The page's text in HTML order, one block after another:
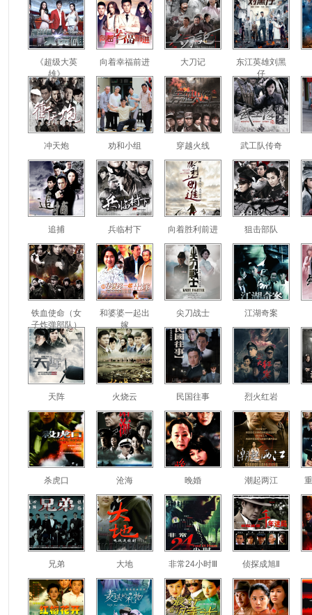
《超级大英
雄》
向着幸福前进 大刀记
东江英雄刘黑
仔
冲天炮 劝和小组 穿越火线 武工队传奇
追捕 兵临村下 向着胜利前进 狙击部队
铁血使命（女
子炸弹部队）
和婆婆一起出
嫁
尖刀战士 江湖奇案
天阵 火烧云 民国往事 烈火红岩
杀虎口 沧海 晚婚 潮起两江
兄弟 大地 非常24小时Ⅲ 侦探成旭Ⅱ